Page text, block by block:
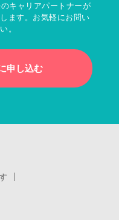
キャリアパートナーが
ます。お気軽にお問い
。
申し込む